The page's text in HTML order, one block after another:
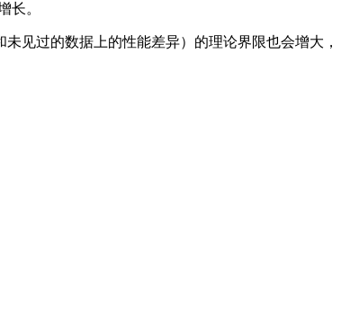
长。
见过的数据上的性能差异）的理论界限也会增大，